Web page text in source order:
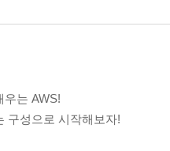
우는 AWS!
구성으로 시작해보자!